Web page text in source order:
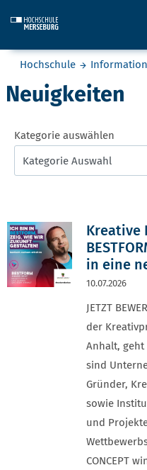
Sie befinden sich hier:
Hochschule Information
Neuigkeiten
Kategorie auswählen
Kategorie Auswahl
Kreative
in eine
10.07.2026
JETZT
der
Anhalt,
sind
Gründer,
sowie
und
CONCEPT